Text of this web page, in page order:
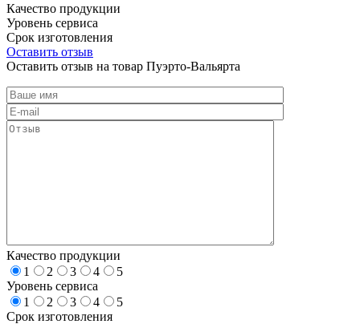
Качество продукции
Уровень сервиса
Срок изготовления
Оставить отзыв
Оставить отзыв на товар Пуэрто-Вальярта
Качество продукции
1
2 3 4
5
Уровень сервиса
1
2 3 4
5
Срок изготовления